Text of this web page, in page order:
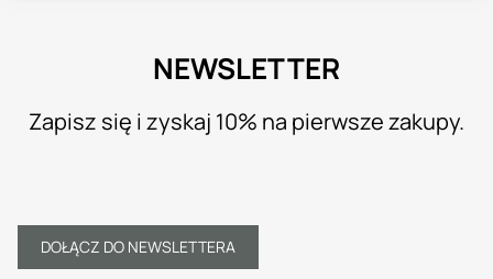
NEWSLETTER
Zapisz się i zyskaj 10% na pierwsze zakupy.
DOŁĄCZ DO NEWSLETTERA